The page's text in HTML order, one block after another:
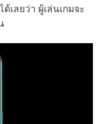
เลยว่า ผู้เล่นเกมจะ